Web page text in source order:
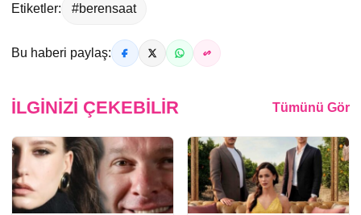
Etiketler: #berensaat
Bu haberi paylaş:
İLGINIZI ÇEKEBILIR Tümünü Gör